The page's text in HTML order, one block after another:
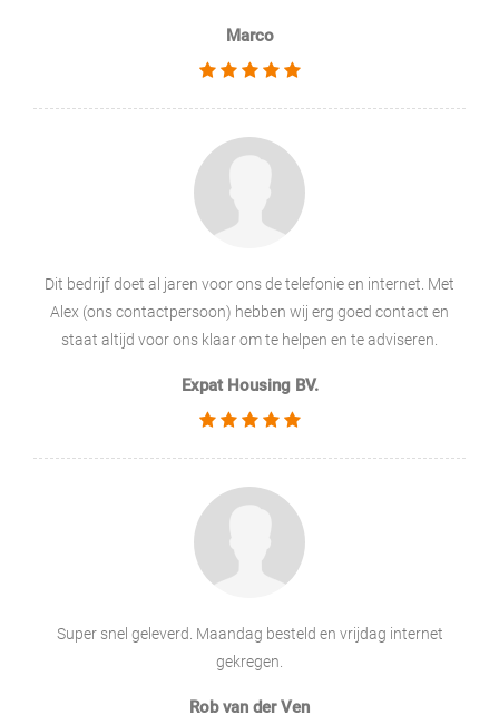
Marco
Dit bedrijf doet al jaren voor ons de telefonie en internet. Met
Alex (ons contactpersoon) hebben wij erg goed contact en
staat altijd voor ons klaar om te helpen en te adviseren.
Expat Housing BV.
Super snel geleverd. Maandag besteld en vrijdag internet
gekregen.
Rob van der Ven